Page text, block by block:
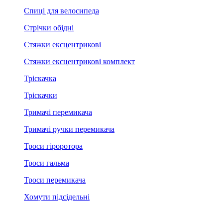
Спиці для велосипеда
Стрічки обідні
Стяжки ексцентрикові
Стяжки ексцентрикові комплект
Тріскачка
Тріскачки
Тримачі перемикача
Тримачі ручки перемикача
Троси гіроротора
Троси гальма
Троси перемикача
Хомути підсідельні